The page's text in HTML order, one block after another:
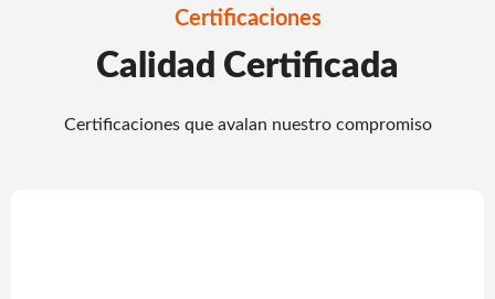
Certificaciones
Calidad Certificada
Certificaciones que avalan nuestro compromiso